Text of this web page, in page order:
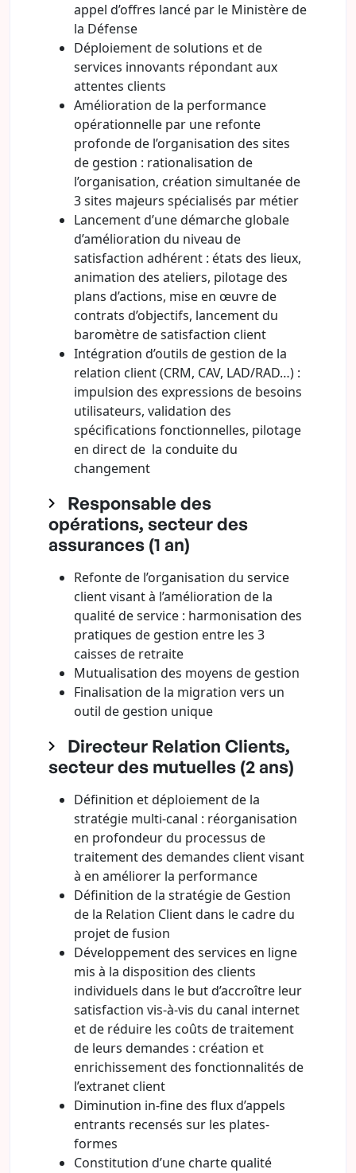
appel d’offres lancé par le Ministère de
la Défense
Déploiement de solutions et de
services innovants répondant aux
attentes clients
Amélioration de la performance
opérationnelle par une refonte
profonde de l’organisation des sites
de gestion : rationalisation de
l’organisation, création simultanée de
3 sites majeurs spécialisés par métier
Lancement d’une démarche globale
d’amélioration du niveau de
satisfaction adhérent : états des lieux,
animation des ateliers, pilotage des
plans d’actions, mise en œuvre de
contrats d’objectifs, lancement du
baromètre de satisfaction client
Intégration d’outils de gestion de la
relation client (CRM, CAV, LAD/RAD…) :
impulsion des expressions de besoins
utilisateurs, validation des
spécifications fonctionnelles, pilotage
en direct de la conduite du
changement
Responsable des
opérations, secteur des
assurances (1 an)
Refonte de l’organisation du service
client visant à l’amélioration de la
qualité de service : harmonisation des
pratiques de gestion entre les 3
caisses de retraite
Mutualisation des moyens de gestion
Finalisation de la migration vers un
outil de gestion unique
Directeur Relation Clients,
secteur des mutuelles (2 ans)
Définition et déploiement de la
stratégie multi-canal : réorganisation
en profondeur du processus de
traitement des demandes client visant
à en améliorer la performance
Définition de la stratégie de Gestion
de la Relation Client dans le cadre du
projet de fusion
Développement des services en ligne
mis à la disposition des clients
individuels dans le but d’accroître leur
satisfaction vis-à-vis du canal internet
et de réduire les coûts de traitement
de leurs demandes : création et
enrichissement des fonctionnalités de
l’extranet client
Diminution in-fine des flux d’appels
entrants recensés sur les plates-
formes
Constitution d’une charte qualité